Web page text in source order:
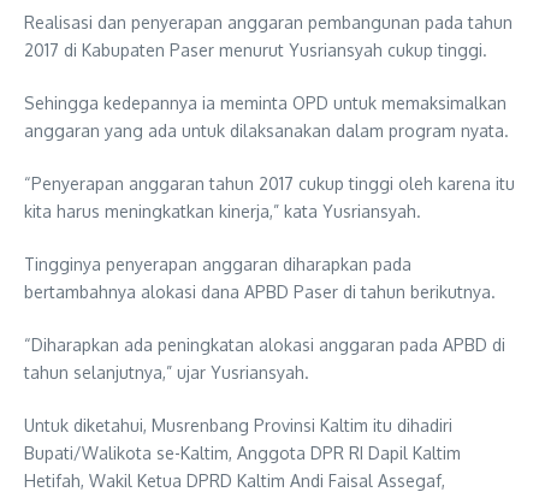
Realisasi dan penyerapan anggaran pembangunan pada tahun
2017 di Kabupaten Paser menurut Yusriansyah cukup tinggi.
Sehingga kedepannya ia meminta OPD untuk memaksimalkan
anggaran yang ada untuk dilaksanakan dalam program nyata.
“Penyerapan anggaran tahun 2017 cukup tinggi oleh karena itu
kita harus meningkatkan kinerja,” kata Yusriansyah.
Tingginya penyerapan anggaran diharapkan pada
bertambahnya alokasi dana APBD Paser di tahun berikutnya.
“Diharapkan ada peningkatan alokasi anggaran pada APBD di
tahun selanjutnya,” ujar Yusriansyah.
Untuk diketahui, Musrenbang Provinsi Kaltim itu dihadiri
Bupati/Walikota se-Kaltim, Anggota DPR RI Dapil Kaltim
Hetifah, Wakil Ketua DPRD Kaltim Andi Faisal Assegaf,